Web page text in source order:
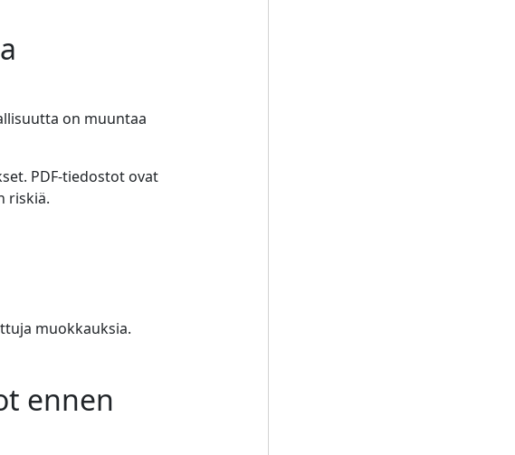
on muuntaa
PDF-tiedostot ovat
riskiä.
muokkauksia.
ennen